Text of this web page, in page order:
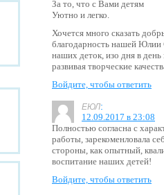
За то, что с Вами детям
Уютно и легко.
Хочется много сказать
благодарность нашей Юлии
наших деток, изо дня в
развивая творческие
Войдите, чтобы ответить
ЕЮЛ:
12.09.2017 в 23:08
Полностью согласна с
работы, зарекоменловала
стороны, как опытный,
воспитание наших детей!
Войдите, чтобы ответить